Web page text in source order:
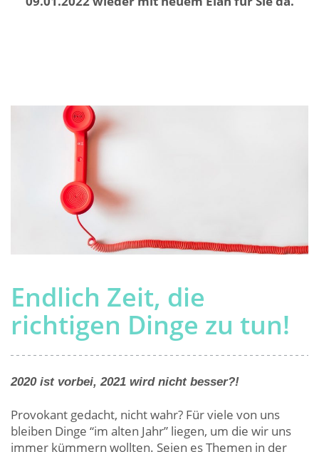
Endlich Zeit, die
richtigen Dinge zu tun!
2020 ist vorbei, 2021 wird nicht besser?!
Provokant gedacht, nicht wahr? Für viele von uns
bleiben Dinge “im alten Jahr” liegen, um die wir uns
immer kümmern wollten. Seien es Themen in der